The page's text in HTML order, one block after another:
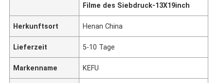
Filme des Siebdruck-13X19inch
Herkunftsort Henan China
Lieferzeit 5-10 Tage
Markenname KEFU